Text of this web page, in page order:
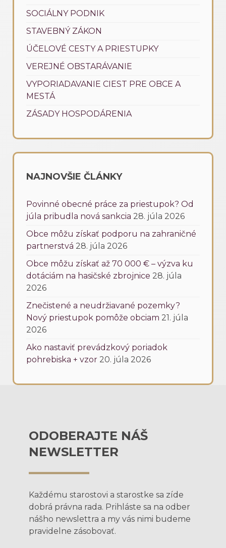
SOCIÁLNY PODNIK
STAVEBNÝ ZÁKON
ÚČELOVÉ CESTY A PRIESTUPKY
VEREJNÉ OBSTARÁVANIE
VYPORIADAVANIE CIEST PRE OBCE A
MESTÁ
ZÁSADY HOSPODÁRENIA
NAJNOVŠIE ČLÁNKY
Povinné obecné práce za priestupok? Od
júla pribudla nová sankcia 28. júla 2026
Obce môžu získať podporu na zahraničné
partnerstvá 28. júla 2026
Obce môžu získať až 70 000 € – výzva ku
dotáciám na hasičské zbrojnice 28. júla
2026
Znečistené a neudržiavané pozemky?
Nový priestupok pomôže obciam 21. júla
2026
Ako nastaviť prevádzkový poriadok
pohrebiska + vzor 20. júla 2026
ODOBERAJTE NÁŠ
NEWSLETTER
Každému starostovi a starostke sa zíde
dobrá právna rada. Prihláste sa na odber
nášho newslettra a my vás nimi budeme
pravidelne zásobovať.